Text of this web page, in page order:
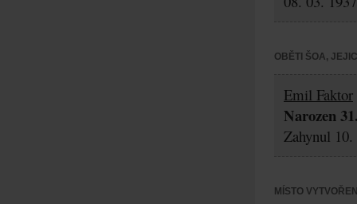
OBĚTI ŠOA,
Emil Faktor
Narozen
Zahynul
MÍSTO